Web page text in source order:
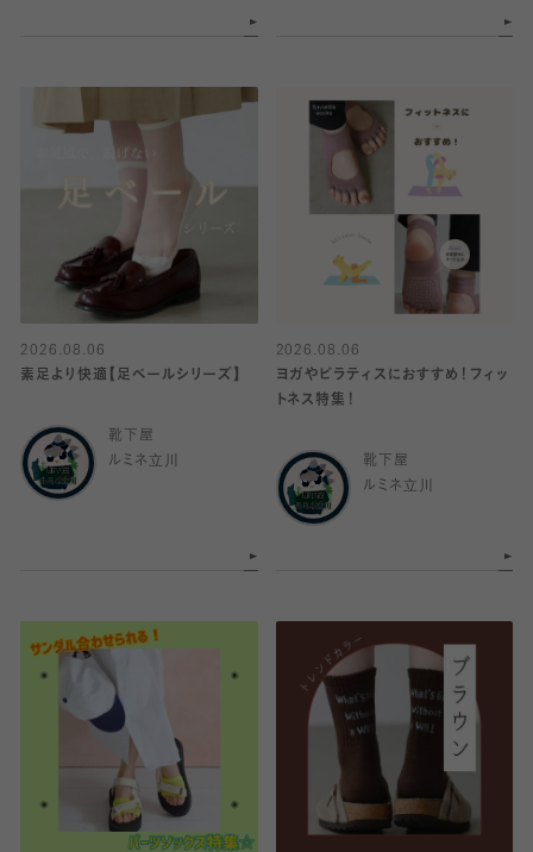
2026.08.06
素足より快適【足ベールシリーズ】
靴下屋
ルミネ立川
2026.08.06
ヨガやピラティスにおすすめ！フィッ
トネス特集！
靴下屋
ルミネ立川